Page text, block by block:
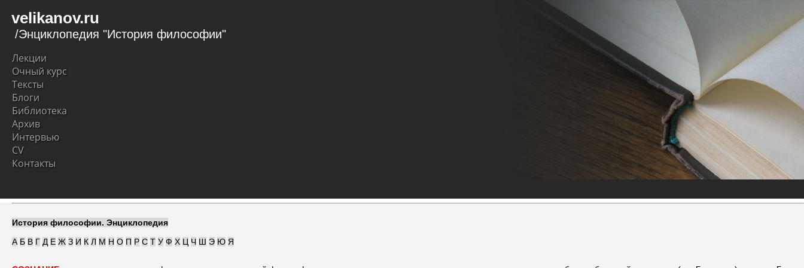
velikanov.ru
/Энциклопедия "История философии"
Лекции
Очный курс
Тексты
Блоги
Библиотека
Архив
Интервью
CV
Контакты
История философии. Энциклопедия
А Б В Г Д Е Ж З И К Л М Н О П Р С Т У Ф Х Ц Ч Ш Э Ю Я